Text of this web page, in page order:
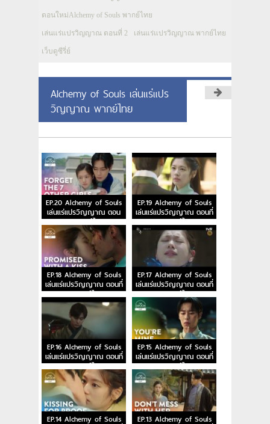
ตอนใหม่Alchemy of Souls พากย์ไทย
เล่นแร่แปรวิญญาณ ตอนที่ 2 เล่นแร่แปรวิญญาณ พากย์ไทย
เว็บดูซีรี่ย์
Alchemy of Souls เล่นแร่แปร
วิญญาณ พากย์ไทย
EP.20 Alchemy of Souls
เล่นแร่แปรวิญญาณ ตอน
จบ พากย์ไทย
EP.19 Alchemy of Souls
เล่นแร่แปรวิญญาณ ตอนที่
19 พากย์ไทย
EP.18 Alchemy of Souls
เล่นแร่แปรวิญญาณ ตอนที่
18 พากย์ไทย
EP.17 Alchemy of Souls
เล่นแร่แปรวิญญาณ ตอนที่
17 พากย์ไทย
EP.16 Alchemy of Souls
เล่นแร่แปรวิญญาณ ตอนที่
16 พากย์ไทย
EP.15 Alchemy of Souls
เล่นแร่แปรวิญญาณ ตอนที่
15 พากย์ไทย
EP.14 Alchemy of Souls
EP.13 Alchemy of Souls